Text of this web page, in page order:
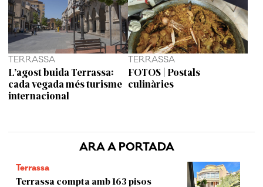
ARA A PORTADA
Terrassa
Terrassa compta amb 163 pisos
TERRASSA
L’agost buida Terrassa:
cada vegada més turisme
internacional
TERRASSA
FOTOS | Postals
culinàries